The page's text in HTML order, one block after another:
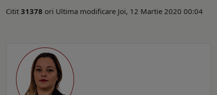
Citit 31378 ori Ultima modificare Joi, 12 Martie 2020 00:04